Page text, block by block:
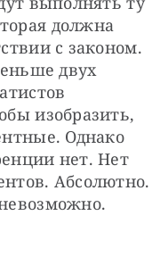
должна
с законом.
двух
изобразить,
Однако
нет. Нет
Абсолютно.